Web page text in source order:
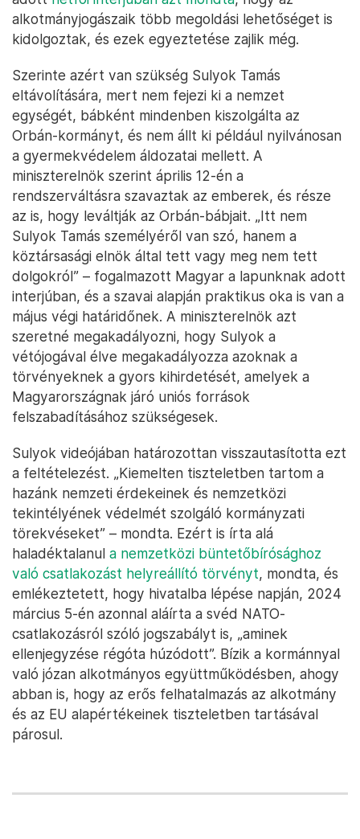
alkotmányjogászaik több megoldási lehetőséget is
kidolgoztak, és ezek egyeztetése zajlik még.
Szerinte azért van szükség Sulyok Tamás
eltávolítására, mert nem fejezi ki a nemzet
egységét, bábként mindenben kiszolgálta az
Orbán-kormányt, és nem állt ki például nyilvánosan
a gyermekvédelem áldozatai mellett. A
miniszterelnök szerint április 12-én a
rendszerváltásra szavaztak az emberek, és része
az is, hogy leváltják az Orbán-bábjait. „Itt nem
Sulyok Tamás személyéről van szó, hanem a
köztársasági elnök által tett vagy meg nem tett
dolgokról” – fogalmazott Magyar a lapunknak adott
interjúban, és a szavai alapján praktikus oka is van a
május végi határidőnek. A miniszterelnök azt
szeretné megakadályozni, hogy Sulyok a
vétójogával élve megakadályozza azoknak a
törvényeknek a gyors kihirdetését, amelyek a
Magyarországnak járó uniós források
felszabadításához szükségesek.
Sulyok videójában határozottan visszautasította ezt
a feltételezést. „Kiemelten tiszteletben tartom a
hazánk nemzeti érdekeinek és nemzetközi
tekintélyének védelmét szolgáló kormányzati
törekvéseket” – mondta. Ezért is írta alá
haladéktalanul a nemzetközi büntetőbírósághoz
való csatlakozást helyreállító törvényt, mondta, és
emlékeztetett, hogy hivatalba lépése napján, 2024
március 5-én azonnal aláírta a svéd NATO-
csatlakozásról szóló jogszabályt is, „aminek
ellenjegyzése régóta húzódott”. Bízik a kormánnyal
való józan alkotmányos együttműködésben, ahogy
abban is, hogy az erős felhatalmazás az alkotmány
és az EU alapértékeinek tiszteletben tartásával
párosul.